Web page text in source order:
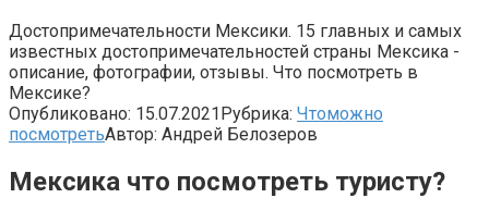
Достопримечательности Мексики. 15 главных и самых
известных достопримечательностей страны Мексика -
описание, фотографии, отзывы. Что посмотреть в
Мексике?
Опубликовано: 15.07.2021Рубрика: Чтоможно
посмотретьАвтор: Андрей Белозеров
Мексика что посмотреть туристу?